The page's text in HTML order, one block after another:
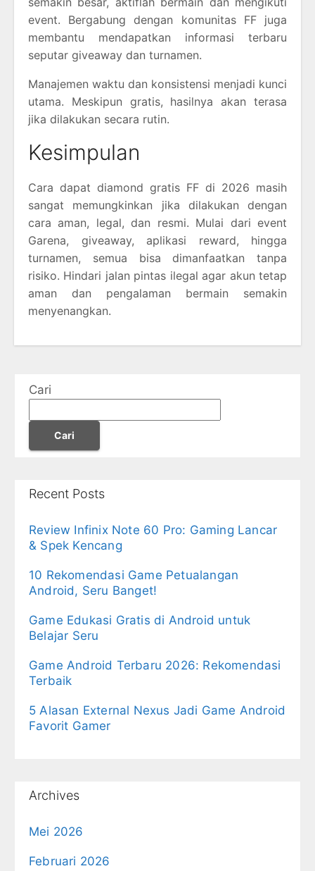
event. Bergabung dengan komunitas FF juga
membantu mendapatkan informasi terbaru
seputar giveaway dan turnamen.
Manajemen waktu dan konsistensi menjadi kunci
utama. Meskipun gratis, hasilnya akan terasa
jika dilakukan secara rutin.
Kesimpulan
Cara dapat diamond gratis FF di 2026 masih
sangat memungkinkan jika dilakukan dengan
cara aman, legal, dan resmi. Mulai dari event
Garena, giveaway, aplikasi reward, hingga
turnamen, semua bisa dimanfaatkan tanpa
risiko. Hindari jalan pintas ilegal agar akun tetap
aman dan pengalaman bermain semakin
menyenangkan.
Cari
Cari
Recent Posts
Review Infinix Note 60 Pro: Gaming Lancar
& Spek Kencang
10 Rekomendasi Game Petualangan
Android, Seru Banget!
Game Edukasi Gratis di Android untuk
Belajar Seru
Game Android Terbaru 2026: Rekomendasi
Terbaik
5 Alasan External Nexus Jadi Game Android
Favorit Gamer
Archives
Mei 2026
Februari 2026